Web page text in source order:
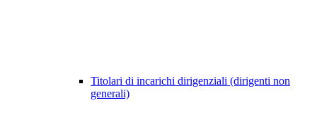
Titolari di incarichi dirigenziali (dirigenti non
generali)